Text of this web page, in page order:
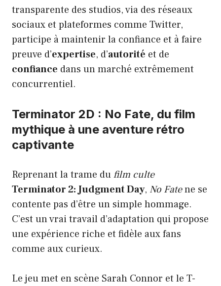
transparente des studios, via des réseaux
sociaux et plateformes comme Twitter,
participe à maintenir la confiance et à faire
preuve d’expertise, d’autorité et de
confiance dans un marché extrêmement
concurrentiel.
Terminator 2D : No Fate, du film
mythique à une aventure rétro
captivante
Reprenant la trame dufilm culte
Terminator 2: Judgment Day, No Fatene se
contente pas d’être un simple hommage.
C’est un vrai travail d’adaptation qui propose
une expérience riche et fidèle aux fans
comme aux curieux.
Le jeu met en scène Sarah Connor et le T-